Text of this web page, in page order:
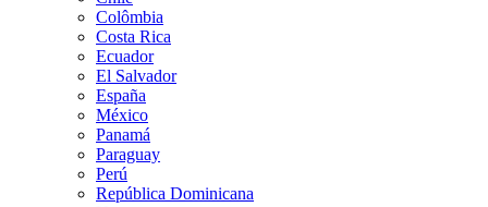
Colômbia
Costa Rica
Ecuador
El Salvador
España
México
Panamá
Paraguay
Perú
República Dominicana